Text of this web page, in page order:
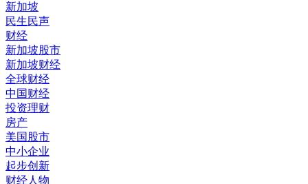
新加坡
民生民声
财经
新加坡股市
新加坡财经
全球财经
中国财经
投资理财
房产
美国股市
中小企业
起步创新
财经人物